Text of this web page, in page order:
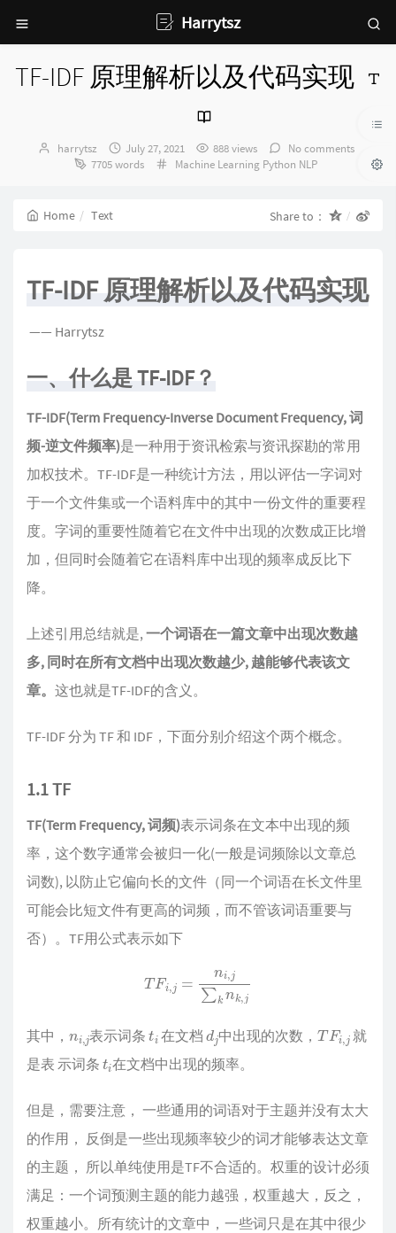
Harrytsz
TF-IDF 原理解析以及代码实现
Author：
harrytsz
发
布
July 27, 2021 888 views
No comments
7705 words
Categories：
Machine Learning Python NLP
Home Text Share to：
TF-IDF 原理解析以及代码实现
​ —— Harrytsz
一、什么是 TF-IDF？
TF-IDF(Term Frequency-Inverse Document Frequency, 词
频-逆文件频率)是一种用于资讯检索与资讯探勘的常用
加权技术。TF-IDF是一种统计方法，用以评估一字词对
于一个文件集或一个语料库中的其中一份文件的重要程
度。字词的重要性随着它在文件中出现的次数成正比增
加，但同时会随着它在语料库中出现的频率成反比下
降。
上述引用总结就是, 一个词语在一篇文章中出现次数越
多, 同时在所有文档中出现次数越少, 越能够代表该文
章。 这也就是TF-IDF的含义。
TF-IDF 分为 TF 和 IDF，下面分别介绍这个两个概念。
1.1 TF
TF(Term Frequency, 词频)表示词条在文本中出现的频
率，这个数字通常会被归一化(一般是词频除以文章总
词数), 以防止它偏向长的文件（同一个词语在长文件里
可能会比短文件有更高的词频，而不管该词语重要与
否）。TF用公式表示如下
∑knk
其中， 表示词条t 在文档 d 中出现的次数，TFi, 就
是表 示词条 t 在文档中出现的频率。
但是，需要注意， 一些通用的词语对于主题并没有太大
的作用， 反倒是一些出现频率较少的词才能够表达文章
的主题， 所以单纯使用是TF不合适的。权重的设计必须
满足：一个词预测主题的能力越强，权重越大，反之，
权重越小。所有统计的文章中，一些词只是在其中很少